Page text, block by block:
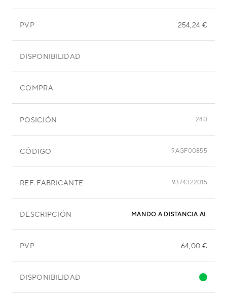
PVP 254,24 €
DISPONIBILIDAD
COMPRA
POSICIÓN 240
CÓDIGO 9AGF00855
REF. FABRICANTE 9374322015
DESCRIPCIÓN MANDO A DISTANCIA AIRE
PVP 64,00 €
DISPONIBILIDAD